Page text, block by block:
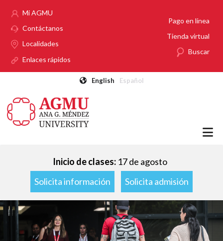
Mi AGMU
Contáctanos
Localidades
Enlaces rápidos
Pago en línea
Tienda virtual
Buscar
English Español
Inicio de clases: 17 de agosto
Solicita información
Solicita admisión